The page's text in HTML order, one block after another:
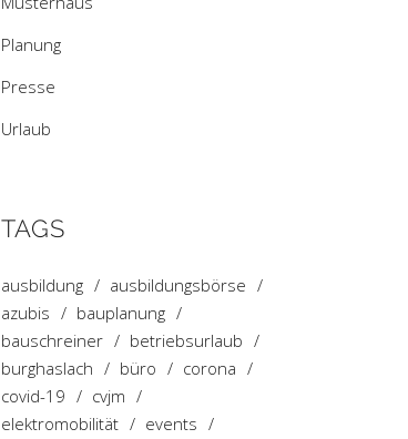
Planung
Presse
Urlaub
TAGS
ausbildung
ausbildungsbörse
azubis
bauplanung
bauschreiner
betriebsurlaub
burghaslach
büro
corona
covid-19
cvjm
elektromobilität
events